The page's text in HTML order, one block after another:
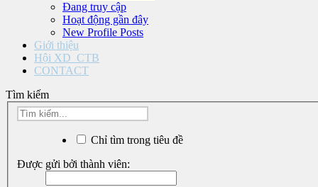
Đang truy cập
Hoạt động gần đây
New Profile Posts
Giới thiệu
Hội XD_CTB
CONTACT
Tìm kiếm
Chỉ tìm trong tiêu đề
Được gửi bởi thành viên: